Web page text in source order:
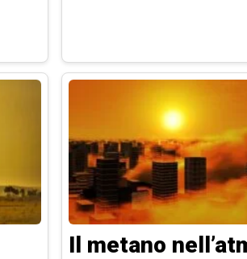
Il metano